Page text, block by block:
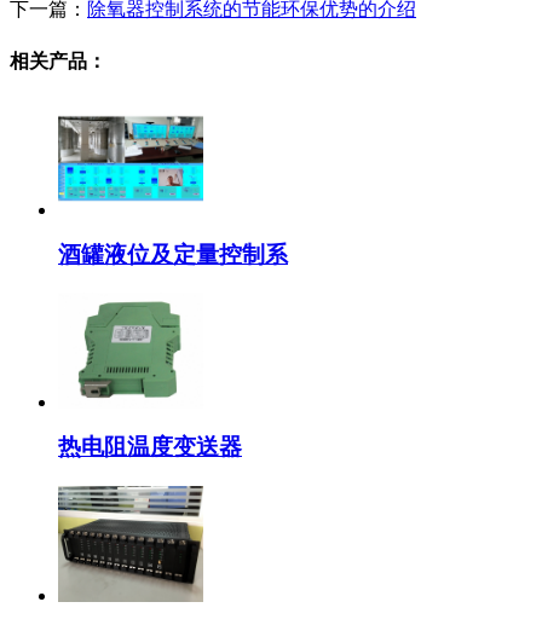
下一篇： 除氧器控制系统的节能环保优势的介绍
相关产品：
酒罐液位及定量控制系
热电阻温度变送器